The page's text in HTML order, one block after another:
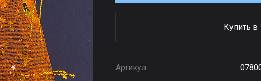
Купить в
Артикул